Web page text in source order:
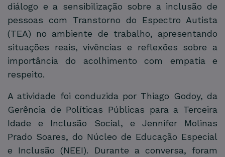
diálogo e a sensibilização sobre a inclusão de
pessoas com Transtorno do Espectro Autista
(TEA) no ambiente de trabalho, apresentando
situações reais, vivências e reflexões sobre a
importância do acolhimento com empatia e
respeito.
A atividade foi conduzida por Thiago Godoy, da
Gerência de Políticas Públicas para a Terceira
Idade e Inclusão Social, e Jennifer Molinas
Prado Soares, do Núcleo de Educação Especial
e Inclusão (NEEI). Durante a conversa, foram